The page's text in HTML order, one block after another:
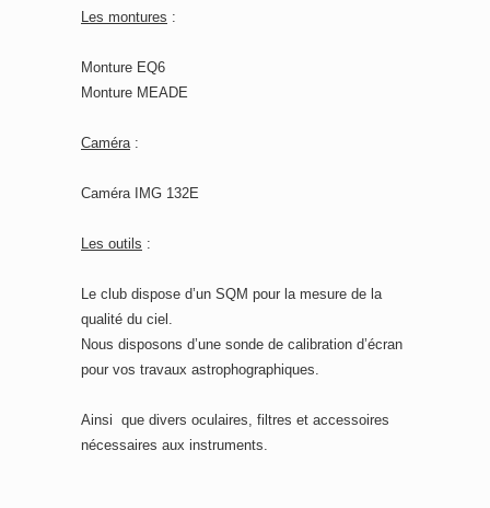
Les montures :
Monture EQ6
Monture MEADE
Caméra:
Caméra IMG 132E
Les outils :
Le club dispose d’un SQM pour la mesure de la
qualité du ciel.
Nous disposons d’une sonde de calibration d’écran
pour vos travaux astrophographiques.
Ainsi que divers oculaires, filtres et accessoires
nécessaires aux instruments.